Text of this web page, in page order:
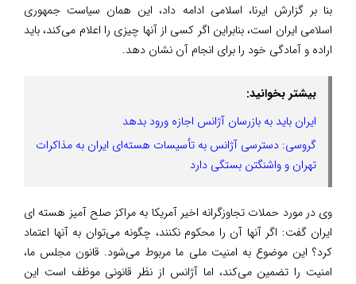
بنا بر گزارش ایرنا، اسلامی ادامه داد، این همان سیاست جمهوری
اسلامی ایران است، بنابراین اگر کسی از آنها چیزی را اعلام می‌کند، باید
اراده و آمادگی خود را برای انجام آن نشان دهد.
بیشتر بخوانید:
ایران باید به بازرسان آژانس اجازه ورود بدهد
گروسی: دسترسی آژانس به تأسیسات هسته‌ای ایران به مذاکرات
تهران و واشنگتن بستگی دارد
وی در مورد حملات تجاوزگرانه اخیر آمریکا به مراکز صلح آمیز هسته ای
ایران گفت: اگر آنها آن را محکوم نکنند، چگونه می‌توان به آنها اعتماد
کرد؟ این موضوع به امنیت ملی ما مربوط می‌شود. قانون مجلس ما،
امنیت را تضمین می‌کند، اما آژانس از نظر قانونی موظف است این